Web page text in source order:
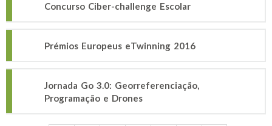
Concurso Ciber-challenge Escolar
Prémios Europeus eTwinning 2016
Jornada Go 3.0: Georreferenciação,
Programação e Drones